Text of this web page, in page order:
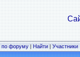
форуму|Найти|Участники